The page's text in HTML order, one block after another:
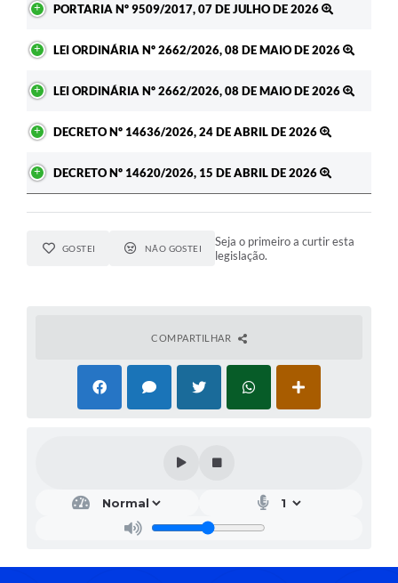
PORTARIA Nº 9509/2017, 07 DE JULHO DE 2026
LEI ORDINÁRIA Nº 2662/2026, 08 DE MAIO DE 2026
LEI ORDINÁRIA Nº 2662/2026, 08 DE MAIO DE 2026
DECRETO Nº 14636/2026, 24 DE ABRIL DE 2026
DECRETO Nº 14620/2026, 15 DE ABRIL DE 2026
GOSTEI NÃO GOSTEI
Seja o primeiro a curtir esta
legislação.
COMPARTILHAR